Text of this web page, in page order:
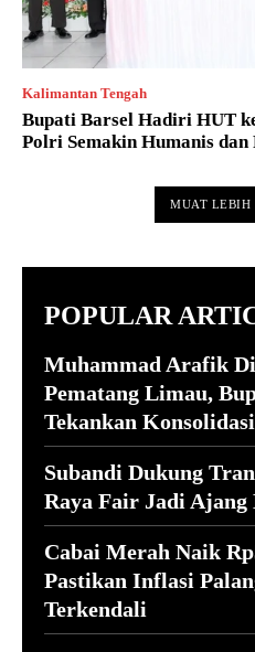
Kalimantan Tengah
Bupati Barsel Hadiri HUT
Polri Semakin Humanis dan
MUAT LEBIH
POPULAR
Muhammad Arafik
Pematang Limau,
Tekankan
Subandi Dukung
Raya Fair Jadi Ajang
Cabai Merah Naik
Pastikan Inflasi
Terkendali